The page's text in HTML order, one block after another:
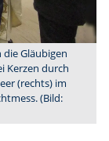
die Gläubigen
Kerzen durch
(rechts) im
(Bild: